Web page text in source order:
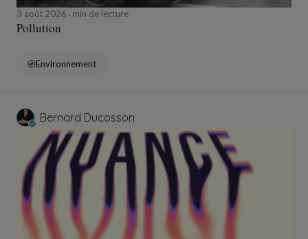
3 août 2026 min de lecture
Pollution
Environnement
Bernard Ducosson